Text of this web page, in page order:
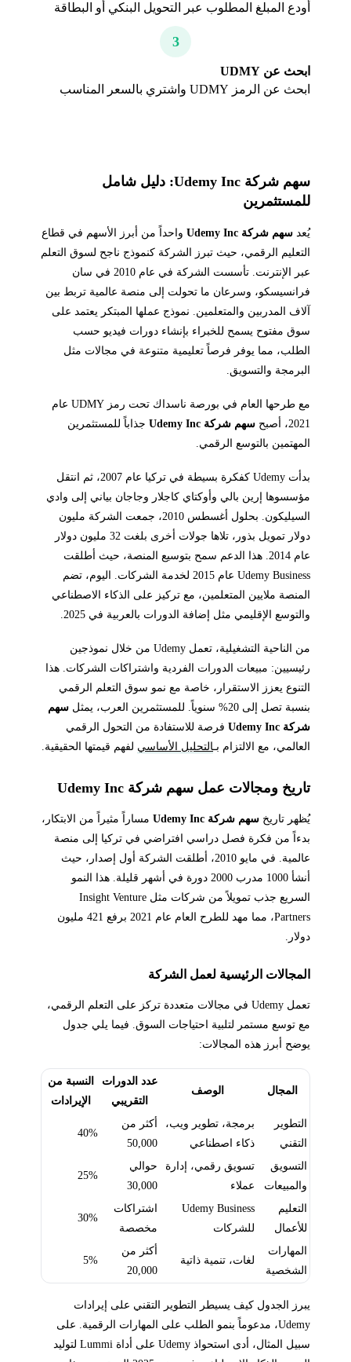
أودع المبلغ المطلوب عبر التحويل البنكي أو البطاقة
3
ابحث عن UDMY
ابحث عن الرمز UDMY واشتري بالسعر المناسب
سهم شركة Udemy Inc: دليل شامل
للمستثمرين
يُعد سهم شركة Udemy Inc
واحداً من أبرز الأسهم في قطاع
التعليم الرقمي، حيث تبرز الشركة كنموذج ناجح لسوق التعلم
عبر الإنترنت. تأسست الشركة في عام 2010 في سان
فرانسيسكو، وسرعان ما تحولت إلى منصة عالمية تربط بين
آلاف المدربين والمتعلمين. نموذج عملها المبتكر يعتمد على
سوق مفتوح يسمح للخبراء بإنشاء دورات فيديو حسب
الطلب، مما يوفر فرصاً تعليمية متنوعة في مجالات مثل
البرمجة والتسويق.
مع طرحها العام في بورصة ناسداك تحت رمز UDMY عام
2021، أصبح
سهم شركة Udemy Inc
جذاباً للمستثمرين
المهتمين بالتوسع الرقمي.
بدأت Udemy كفكرة بسيطة في تركيا عام 2007، ثم انتقل
مؤسسوها إرين بالي وأوكتاي كاجلار وجاجان بياني إلى وادي
السيليكون. بحلول أغسطس 2010، جمعت الشركة مليون
دولار تمويل بذور، تلاها جولات أخرى بلغت 32 مليون دولار
عام 2014. هذا الدعم سمح بتوسيع المنصة، حيث أطلقت
Udemy Business عام 2015 لخدمة الشركات. اليوم، تضم
المنصة ملايين المتعلمين، مع تركيز على الذكاء الاصطناعي
والتوسع الإقليمي مثل إضافة الدورات بالعربية في 2025.
من الناحية التشغيلية، تعمل Udemy من خلال نموذجين
رئيسيين: مبيعات الدورات الفردية واشتراكات الشركات. هذا
التنوع يعزز الاستقرار، خاصة مع نمو سوق التعلم الرقمي
بنسبة تصل إلى 20% سنوياً. للمستثمرين العرب، يمثل
سهم
شركة Udemy Inc
فرصة للاستفادة من التحول الرقمي
العالمي، مع الالتزام بـالتحليل الأساسي لفهم قيمتها الحقيقية.
تاريخ ومجالات عمل سهم شركة Udemy Inc
يُظهر تاريخ سهم شركة Udemy Inc
مساراً مثيراً من الابتكار،
بدءاً من فكرة فصل دراسي افتراضي في تركيا إلى منصة
عالمية. في مايو 2010، أطلقت الشركة أول إصدار، حيث
أنشأ 1000 مدرب 2000 دورة في أشهر قليلة. هذا النمو
السريع جذب تمويلاً من شركات مثل Insight Venture
Partners، مما مهد للطرح العام عام 2021 برفع 421 مليون
دولار.
المجالات الرئيسية لعمل الشركة
تعمل Udemy في مجالات متعددة تركز على التعلم الرقمي،
مع توسع مستمر لتلبية احتياجات السوق. فيما يلي جدول
يوضح أبرز هذه المجالات:
المجال الوصف
عدد الدورات
التقريبي
النسبة من
الإيرادات
التطوير
التقني
برمجة، تطوير ويب،
ذكاء اصطناعي
أكثر من
50,000
40%
التسويق
والمبيعات
تسويق رقمي، إدارة
عملاء
حوالي
30,000
25%
التعليم
للأعمال
Udemy Business
للشركات
اشتراكات
مخصصة
30%
المهارات
الشخصية
لغات، تنمية ذاتية
أكثر من
20,000
5%
يبرز الجدول كيف يسيطر التطوير التقني على إيرادات
Udemy، مدعوماً بنمو الطلب على المهارات الرقمية. على
سبيل المثال، أدى استحواذ Udemy على أداة Lummi لتوليد